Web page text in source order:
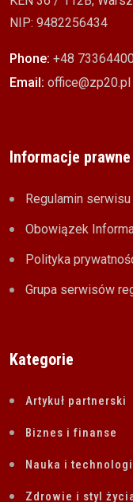
NIP: 9482256434
Phone: +48
Email: office@zp20.pl
Informacje prawne
Regulamin serwisu
Obowiązek
Polityka
Grupa serwisów
Kategorie
Artykuł partnerski
Biznes i finanse
Nauka i
Zdrowie i styl